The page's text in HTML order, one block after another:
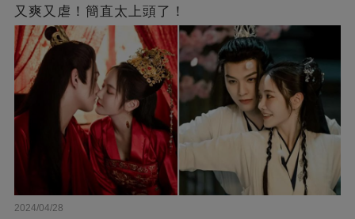
又爽又虐！簡直太上頭了！
2024/04/28